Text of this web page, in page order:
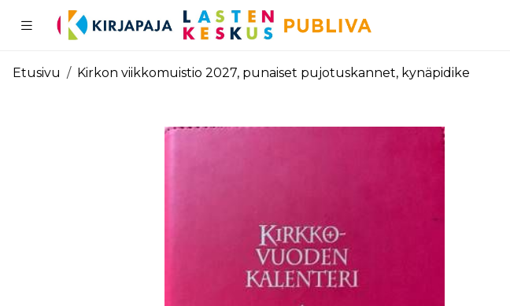
Etusivu Kirkon viikkomuistio 2027, punaiset pujotuskannet, kynäpidike